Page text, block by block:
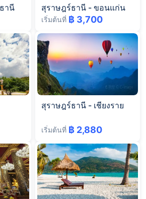
านี สุราษฎร์ธานี - ขอนแก่น
เริ่มต้นที่ ฿ 3,700
สุราษฎร์ธานี - เชียงราย
เริ่มต้นที่ ฿ 2,880